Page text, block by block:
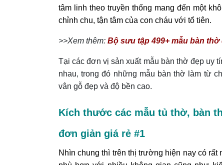
tâm linh theo truyền thống mang đến một
chỉnh chu, tận tâm của con cháu với tổ tiên.
>>Xem thêm: Bộ sưu tập 499+ mẫu bàn
Tại các đơn vị sản xuất mẫu bàn thờ đẹp uy
nhau, trong đó những mẫu bàn thờ làm từ
vân gỗ đẹp và độ bền cao.
Kích thước các mẫu tủ thờ, bàn
đơn giản giá rẻ #1
Nhìn chung thì trên thị trường hiện nay có